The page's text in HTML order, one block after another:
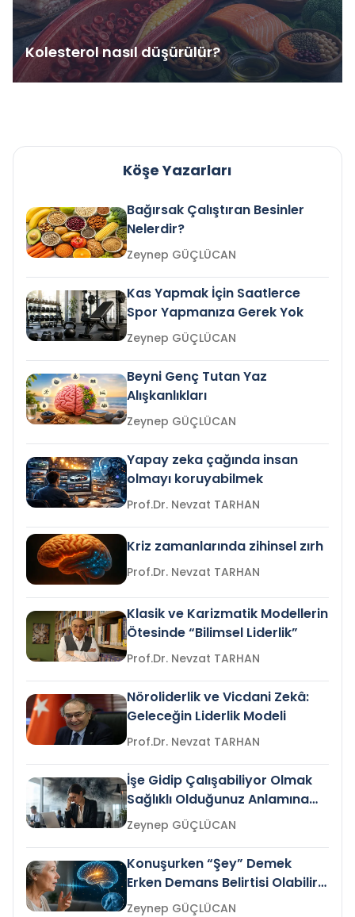
Kolesterol nasıl düşürülür?
Köşe Yazarları
Bağırsak Çalıştıran Besinler
Nelerdir?
Zeynep GÜÇLÜCAN
Kas Yapmak İçin Saatlerce
Spor Yapmanıza Gerek Yok
Zeynep GÜÇLÜCAN
Beyni Genç Tutan Yaz
Alışkanlıkları
Zeynep GÜÇLÜCAN
Yapay zeka çağında insan
olmayı koruyabilmek
Prof.Dr. Nevzat TARHAN
Kriz zamanlarında zihinsel zırh
Prof.Dr. Nevzat TARHAN
Klasik ve Karizmatik Modellerin
Ötesinde “Bilimsel Liderlik”
Prof.Dr. Nevzat TARHAN
Nöroliderlik ve Vicdani Zekâ:
Geleceğin Liderlik Modeli
Prof.Dr. Nevzat TARHAN
İşe Gidip Çalışabiliyor Olmak
Sağlıklı Olduğunuz Anlamına
Gelir mi?Zeynep GÜÇLÜCAN
Konuşurken “Şey” Demek
Erken Demans Belirtisi Olabilir
mi?
Zeynep GÜÇLÜCAN